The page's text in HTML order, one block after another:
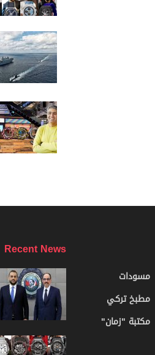
مسودات
مطبخ تركي
مكتبة "زمان"
Recent News